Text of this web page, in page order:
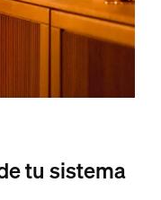
tu sistema